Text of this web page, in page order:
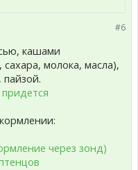
#6
кашами
молока, масла),
придется
через зонд)